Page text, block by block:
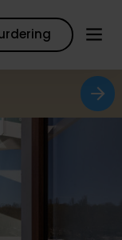
Kort